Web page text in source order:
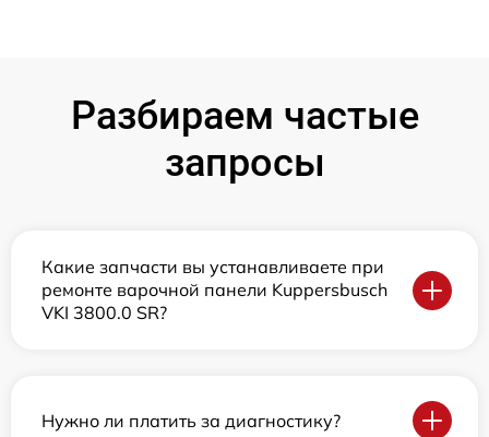
Разбираем частые
запросы
Какие запчасти вы устанавливаете при
ремонте варочной панели Kuppersbusch
VKI 3800.0 SR?
Нужно ли платить за диагностику?